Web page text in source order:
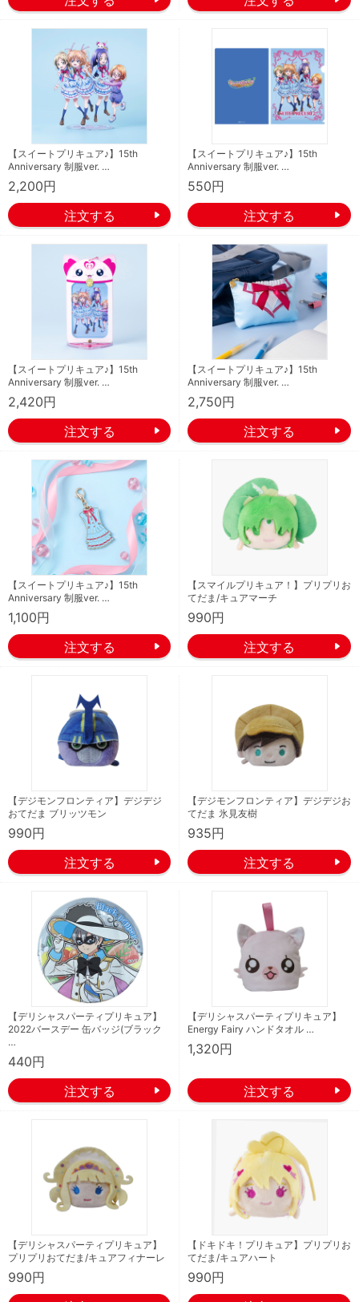
【スイートプリキュア♪】15th
Anniversary 制服ver. …
2,200円
【スイートプリキュア♪】15th
Anniversary 制服ver. …
550円
【スイートプリキュア♪】15th
Anniversary 制服ver. …
2,420円
【スイートプリキュア♪】15th
Anniversary 制服ver. …
2,750円
【スイートプリキュア♪】15th
Anniversary 制服ver. …
1,100円
【スマイルプリキュア！】プリプリお
てだま/キュアマーチ
990円
【デジモンフロンティア】デジデジ
おてだま ブリッツモン
990円
【デジモンフロンティア】デジデジお
てだま 氷見友樹
935円
【デリシャスパーティプリキュア】
2022バースデー 缶バッジ(ブラック
…
440円
【デリシャスパーティプリキュア】
Energy Fairy ハンドタオル …
1,320円
【デリシャスパーティプリキュア】
プリプリおてだま/キュアフィナーレ
990円
【ドキドキ！プリキュア】プリプリお
てだま/キュアハート
990円